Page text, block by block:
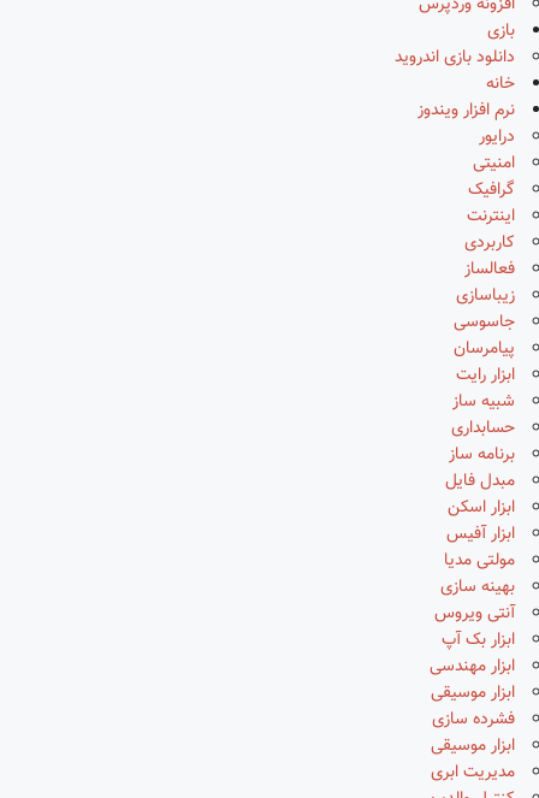
بازی
دانلود بازی اندروید
خانه
نرم افزار ویندوز
درایور
امنیتی
گرافیک
اینترنت
کاربردی
فعالساز
زیباسازی
جاسوسی
پیامرسان
ابزار رایت
شبیه ساز
حسابداری
برنامه ساز
مبدل فایل
ابزار اسکن
ابزار آفیس
مولتی مدیا
بهینه سازی
آنتی ویروس
ابزار بک آپ
ابزار مهندسی
ابزار موسیقی
فشرده سازی
ابزار موسیقی
مدیریت ابری